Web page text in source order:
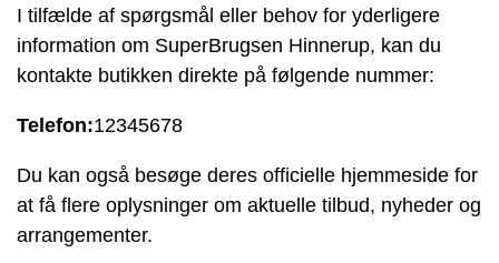
I tilfælde af spørgsmål eller behov for yderligere
information om SuperBrugsen Hinnerup, kan du
kontakte butikken direkte på følgende nummer:
Telefon:12345678
Du kan også besøge deres officielle hjemmeside for
at få flere oplysninger om aktuelle tilbud, nyheder og
arrangementer.